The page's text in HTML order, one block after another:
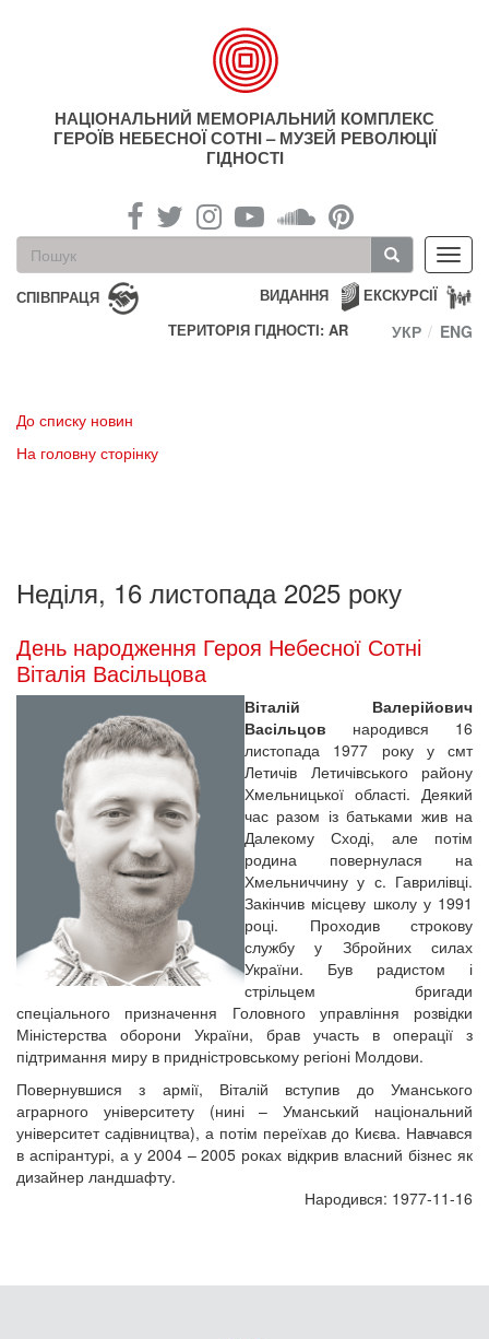
НАЦІОНАЛЬНИЙ МЕМОРІАЛЬНИЙ КОМПЛЕКС
ГЕРОЇВ НЕБЕСНОЇ СОТНІ – МУЗЕЙ РЕВОЛЮЦІЇ
ГІДНОСТІ
Пошукова
форма
Пошук
СПІВПРАЦЯ ЕКСКУРСІЇ
ВИДАННЯ
ТЕРИТОРІЯ ГІДНОСТІ: AR
УКР ENG
До списку новин
На головну сторінку
Неділя, 16 листопада 2025 року
День народження Героя Небесної Сотні
Віталія Васільцова
Віталій Валерійович
Васільцов народився 16
листопада 1977 року у смт
Летичів Летичівського району
Хмельницької області. Деякий
час разом із батьками жив на
Далекому Сході, але потім
родина повернулася на
Хмельниччину у с. Гаврилівці.
Закінчив місцеву школу у 1991
році. Проходив строкову
службу у Збройних силах
України. Був радистом і
стрільцем бригади
спеціального призначення Головного управління розвідки
Міністерства оборони України, брав участь в операції з
підтримання миру в придністровському регіоні Молдови.
Повернувшися з армії, Віталій вступив до Уманського
аграрного університету (нині – Уманський національний
університет садівництва), а потім переїхав до Києва. Навчався
в аспірантурі, а у 2004 – 2005 роках відкрив власний бізнес як
дизайнер ландшафту.
Народився: 1977-11-16